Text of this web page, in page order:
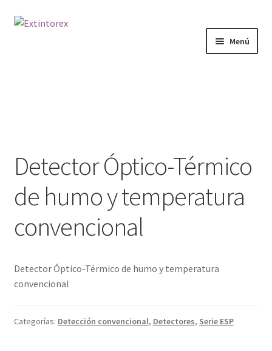
Ir
Ir
Menú
Doméstico
Packs
Servicios
Contacto
Detector Óptico-Térmico
de humo y temperatura
convencional
Detector Óptico-Térmico de humo y temperatura
convencional
Categorías: Detección convencional, Detectores, Serie ESP